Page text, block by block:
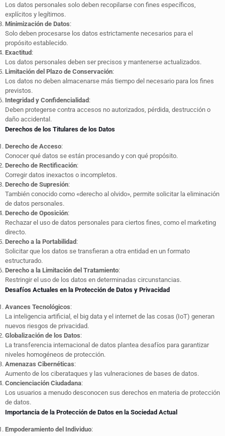
Los datos personales solo deben recopilarse con fines específicos,
explícitos y legítimos.
Minimización de Datos:
Solo deben procesarse los datos estrictamente necesarios para el
propósito establecido.
Exactitud:
Los datos personales deben ser precisos y mantenerse actualizados.
Limitación del Plazo de Conservación:
Los datos no deben almacenarse más tiempo del necesario para los fines
previstos.
Integridad y Confidencialidad:
Deben protegerse contra accesos no autorizados, pérdida, destrucción o
daño accidental.
Derechos de los Titulares de los Datos
Derecho de Acceso:
Conocer qué datos se están procesando y con qué propósito.
Derecho de Rectificación:
Corregir datos inexactos o incompletos.
Derecho de Supresión:
También conocido como «derecho al olvido», permite solicitar la eliminación
de datos personales.
Derecho de Oposición:
Rechazar el uso de datos personales para ciertos fines, como el marketing
directo.
Derecho a la Portabilidad:
Solicitar que los datos se transfieran a otra entidad en un formato
estructurado.
Derecho a la Limitación del Tratamiento:
Restringir el uso de los datos en determinadas circunstancias.
Desafíos Actuales en la Protección de Datos y Privacidad
Avances Tecnológicos:
La inteligencia artificial, el big data y el internet de las cosas (IoT) generan
nuevos riesgos de privacidad.
Globalización de los Datos:
La transferencia internacional de datos plantea desafíos para garantizar
niveles homogéneos de protección.
Amenazas Cibernéticas:
Aumento de los ciberataques y las vulneraciones de bases de datos.
Concienciación Ciudadana:
Los usuarios a menudo desconocen sus derechos en materia de protección
de datos.
Importancia de la Protección de Datos en la Sociedad Actual
Empoderamiento del Individuo: